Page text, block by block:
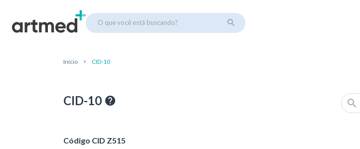
O que você está buscando?
Início CID-10
CID-10
Código CID Z515